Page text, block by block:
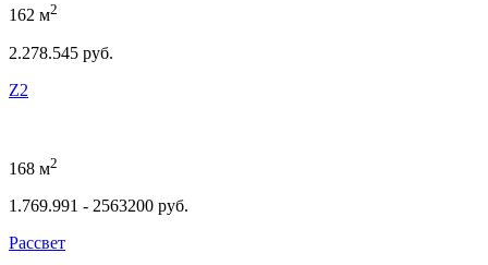
162 м2
2.278.545 руб.
Z2
168 м2
1.769.991 - 2563200 руб.
Рассвет